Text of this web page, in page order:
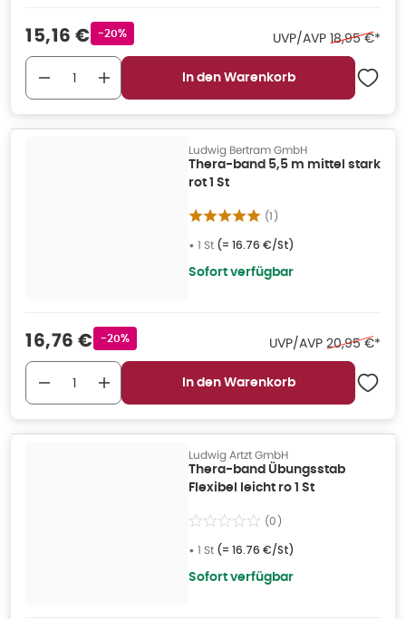
Verkaufspreis
15,16 € Rabattstempel
-20% UVP/AVP Ehemaliger
18,95 €*
In den Warenkorb
Ludwig Bertram GmbH
Thera-band 5,5 m mittel stark
rot 1 St
(1)
• 1 St (= 16.76 €/St)
Sofort verfügbar
Verkaufspreis
16,76 € Rabattstempel
-20% UVP/AVP Ehemaliger
20,95 €*
In den Warenkorb
Ludwig Artzt GmbH
Thera-band Übungsstab
Flexibel leicht ro 1 St
(0)
• 1 St (= 16.76 €/St)
Sofort verfügbar